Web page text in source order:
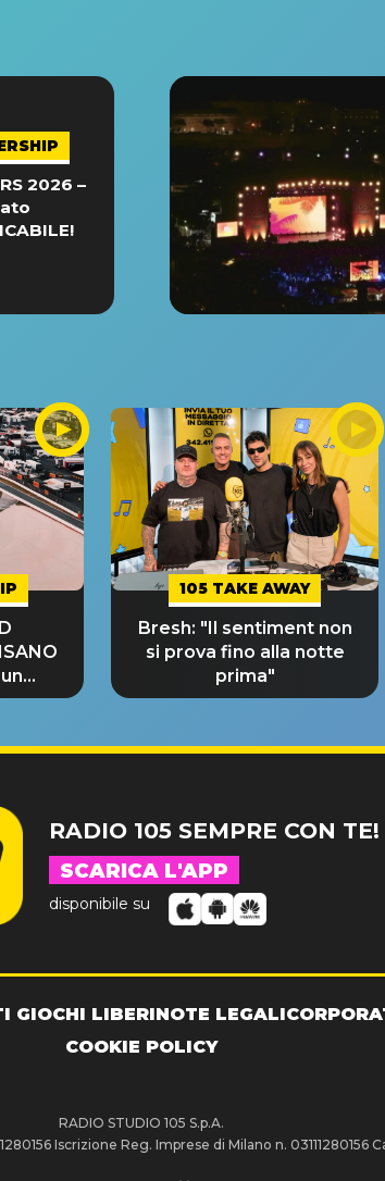
2026 –
105 TAKE AWAY
Bresh: "Il sentiment non
si prova fino alla notte
prima"
RADIO 105 SEMPRE CON TE!
SCARICA L'APP
disponibile su
GIOCHI LIBERINOTE LEGALI
COOKIE POLICY
RADIO STUDIO 105 S.p.A.
Iscrizione Reg. Imprese di Milano n.